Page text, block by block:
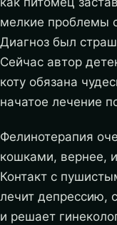
мелкие проблемы
Диагноз был
Сейчас автор
коту обязана
начатое лечение
Фелинотерапия
кошками, вернее,
Контакт с
лечит депрессию,
и решает